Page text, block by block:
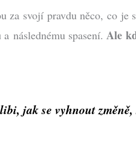
za svojí pravdu něco, co
následnému spasení.Ale
jak se vyhnout